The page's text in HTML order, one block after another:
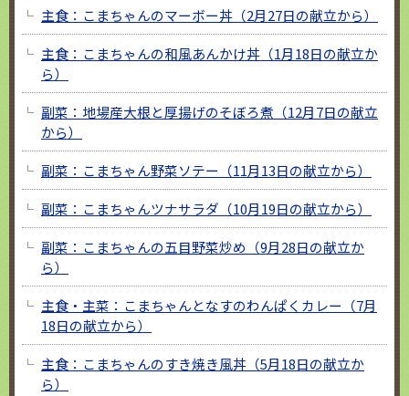
主食：こまちゃんのマーボー丼（2月27日の献立から）
主食：こまちゃんの和風あんかけ丼（1月18日の献立か
ら）
副菜：地場産大根と厚揚げのそぼろ煮（12月7日の献立
から）
副菜：こまちゃん野菜ソテー（11月13日の献立から）
副菜：こまちゃんツナサラダ（10月19日の献立から）
副菜：こまちゃんの五目野菜炒め（9月28日の献立か
ら）
主食・主菜：こまちゃんとなすのわんぱくカレー（7月
18日の献立から）
主食：こまちゃんのすき焼き風丼（5月18日の献立か
ら）